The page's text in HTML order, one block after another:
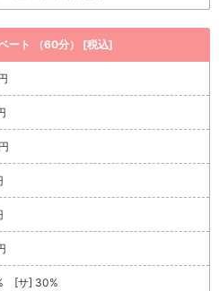
ート （60分） [税込]
[サ] 30%